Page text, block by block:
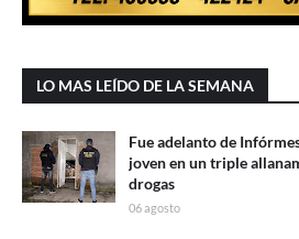
LO MAS LEÍDO DE LA SEMANA
Fue adelanto de
joven en un triple
drogas
06 agosto